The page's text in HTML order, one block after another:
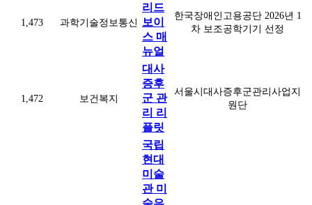
1,473 과학기술정보통신
리드
보이
스 매
뉴얼
한국장애인고용공단 2026년 1
차 보조공학기기 선정
1,472 보건복지
대사
증후
군 관
리 리
플릿
서울시대사증후군관리사업지
원단
국립
현대
미술
관 미